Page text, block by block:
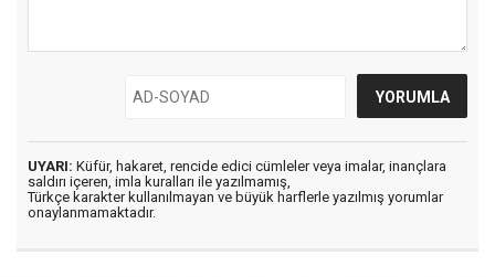
UYARI: Küfür, hakaret, rencide edici cümleler veya imalar, inançlara
saldırı içeren, imla kuralları ile yazılmamış,
Türkçe karakter kullanılmayan ve büyük harflerle yazılmış yorumlar
onaylanmamaktadır.